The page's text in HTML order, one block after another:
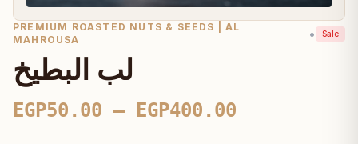
PREMIUM ROASTED NUTS & SEEDS | AL
MAHROUSA
• Sale
لب البطيخ
EGP50.00 – EGP400.00